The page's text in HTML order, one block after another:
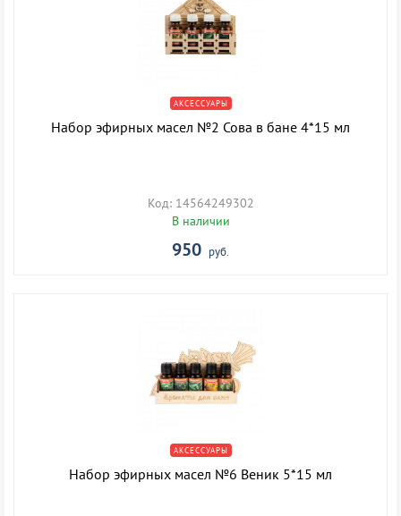
АКСЕССУАРЫ
Набор эфирных масел №2 Сова в бане 4*15 мл
Код: 14564249302
В наличии
950 руб.
АКСЕССУАРЫ
Набор эфирных масел №6 Веник 5*15 мл